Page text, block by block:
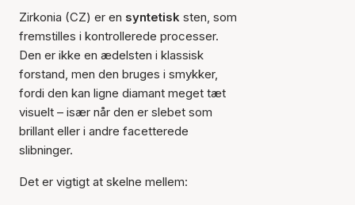
Zirkonia (CZ) er en syntetisk sten, som
fremstilles i kontrollerede processer.
Den er ikke en ædelsten i klassisk
forstand, men den bruges i smykker,
fordi den kan ligne diamant meget tæt
visuelt – især når den er slebet som
brillant eller i andre facetterede
slibninger.
Det er vigtigt at skelne mellem: